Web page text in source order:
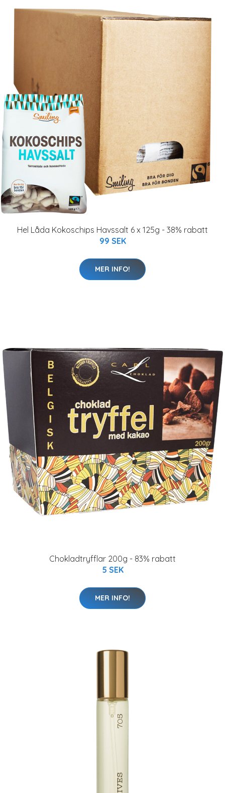
Hel Låda Kokoschips Havssalt 6 x 125g - 38% rabatt
99 SEK
MER INFO!
Chokladtryfflar 200g - 83% rabatt
5 SEK
MER INFO!